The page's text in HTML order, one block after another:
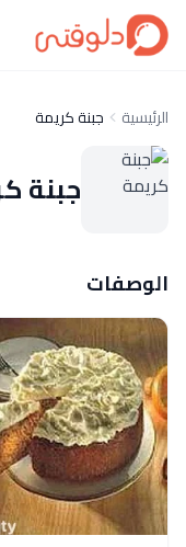
الرئيسية جبنة كريمة
جبنة
الوصفات